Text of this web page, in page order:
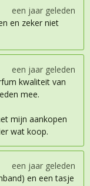
een jaar geleden
en zeker niet
een jaar geleden
kwaliteit van
mee.
mijn aankopen
wat koop.
een jaar geleden
en een tasje